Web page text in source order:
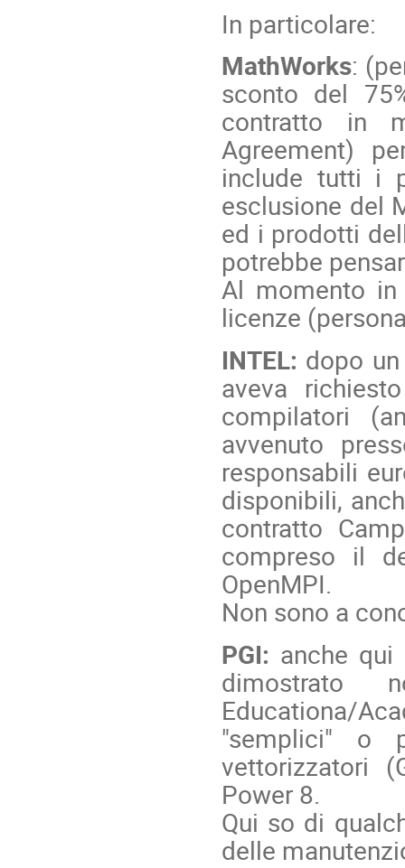
In particolare:
MathWorks:
sconto del
contratto in
Agreement)
include tutti i
esclusione del
ed i prodotti
potrebbe
Al momento
licenze
INTEL: dopo
aveva
compilatori
avvenuto
responsabili
disponibili,
contratto
compreso il
OpenMPI.
Non sono a
PGI: anche qui
dimostrato
Educationa/
"semplici" o
vettorizzatori
Power 8.
Qui so di
delle